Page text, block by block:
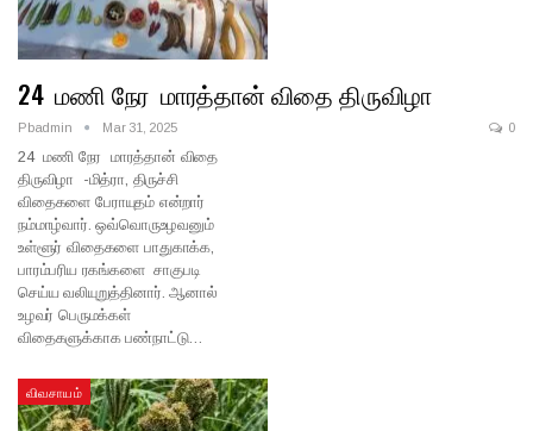
24 மணி நேர மாரத்தான் விதை திருவிழா
Pbadmin Mar 31, 2025 0
24 மணி நேர மாரத்தான் விதை
திருவிழா -மித்ரா, திருச்சி
விதைகளை பேராயுதம் என்றார்
நம்மாழ்வார். ஒவ்வொருஉழவனும்
உள்ளூர் விதைகளை பாதுகாக்க,
பாரம்பரிய ரகங்களை சாகுபடி
செய்ய வலியுறுத்தினார். ஆனால்
உழவர் பெருமக்கள்
விதைகளுக்காக பண்நாட்டு…
விவசாயம்